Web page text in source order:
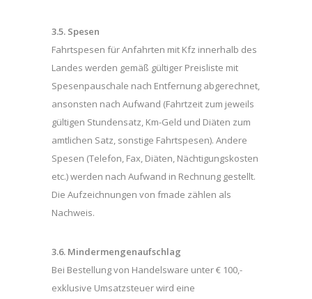
3.5. Spesen
Fahrtspesen für Anfahrten mit Kfz innerhalb des
Landes werden gemäß gültiger Preisliste mit
Spesenpauschale nach Entfernung abgerechnet,
ansonsten nach Aufwand (Fahrtzeit zum jeweils
gültigen Stundensatz, Km-Geld und Diäten zum
amtlichen Satz, sonstige Fahrtspesen). Andere
Spesen (Telefon, Fax, Diäten, Nächtigungskosten
etc.) werden nach Aufwand in Rechnung gestellt.
Die Aufzeichnungen von fmade zählen als
Nachweis.
3.6. Mindermengenaufschlag
Bei Bestellung von Handelsware unter € 100,-
exklusive Umsatzsteuer wird eine